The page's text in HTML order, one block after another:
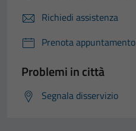
Richiedi assistenza
Prenota appuntamento
Problemi in città
Segnala disservizio